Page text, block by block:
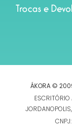
Trocas e
ÁKORA ©